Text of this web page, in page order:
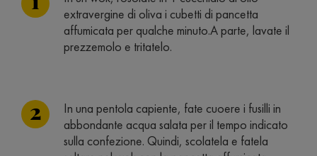
extravergine di oliva i cubetti di pancetta
affumicata per qualche minuto.A parte, lavate il
prezzemolo e tritatelo.
In una pentola capiente, fate cuoere i fusilli in
abbondante acqua salata per il tempo indicato
sulla confezione. Quindi, scolatela e fatela